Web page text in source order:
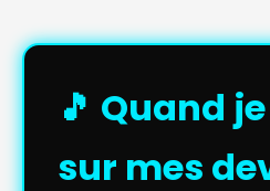
🎵 Quand
sur mes